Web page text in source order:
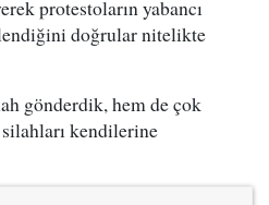
protestoların yabancı
doğrular nitelikte
gönderdik, hem de çok
kendilerine